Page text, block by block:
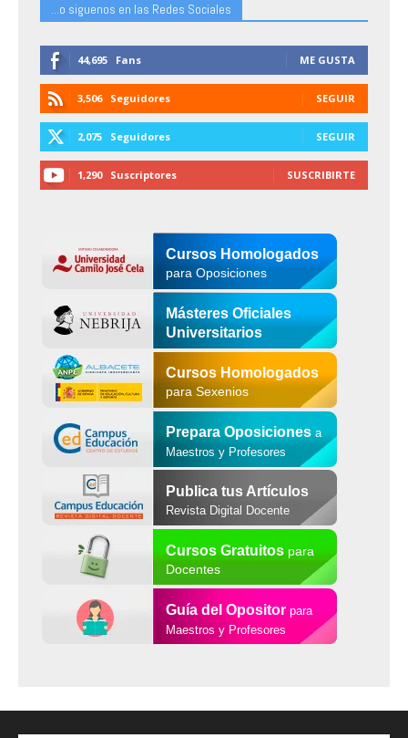
...o siguenos en las Redes Sociales
44,695 Fans ME GUSTA
3,506 Seguidores SEGUIR
2,075 Seguidores SEGUIR
1,290 Suscriptores SUSCRIBIRTE
Cursos Homologados
para Oposiciones
Másteres Oficiales
Universitarios
Cursos Homologados
para Sexenios
Prepara Oposiciones a
Maestros y Profesores
Publica tus Artículos
Revista Digital Docente
Cursos Gratuitospara
Docentes
Guía del Opositor para
Maestros y Profesores